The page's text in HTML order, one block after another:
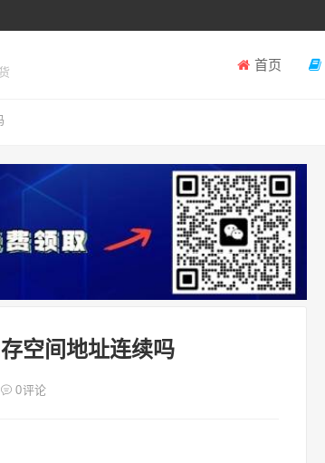
首页
空间地址连续吗
0评论